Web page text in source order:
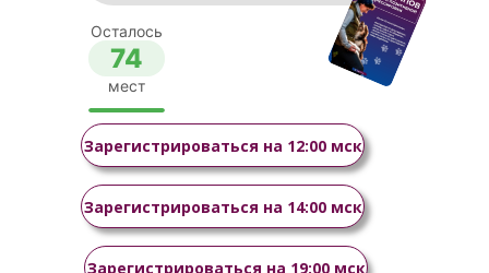
Зарегистрироваться на 12:00 мск
Зарегистрироваться на 14:00 мск
Зарегистрироваться на 19:00 мск
Осталось
74
мест
За 2 дня вы узнаете: